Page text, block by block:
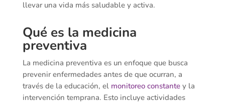
llevar una vida más saludable y activa.
Qué es la medicina
preventiva
La medicina preventiva es un enfoque que busca
prevenir enfermedades antes de que ocurran, a
través de la educación, el monitoreo constantey la
intervención temprana. Esto incluye actividades